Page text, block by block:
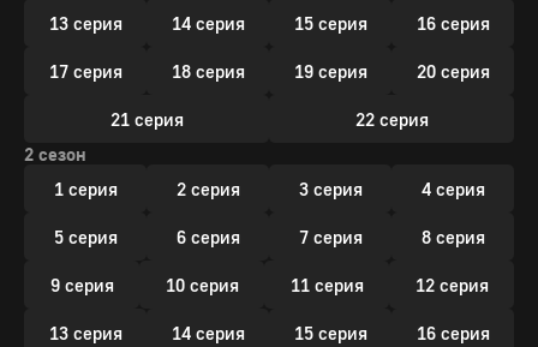
13 серия 14 серия 15 серия 16 серия
17 серия 18 серия 19 серия 20 серия
21 серия
22 серия
2 сезон
1 серия
2 серия 3 серия 4 серия
5 серия 6 серия 7 серия 8 серия
9 серия 10 серия 11 серия 12 серия
13 серия 14 серия 15 серия 16 серия